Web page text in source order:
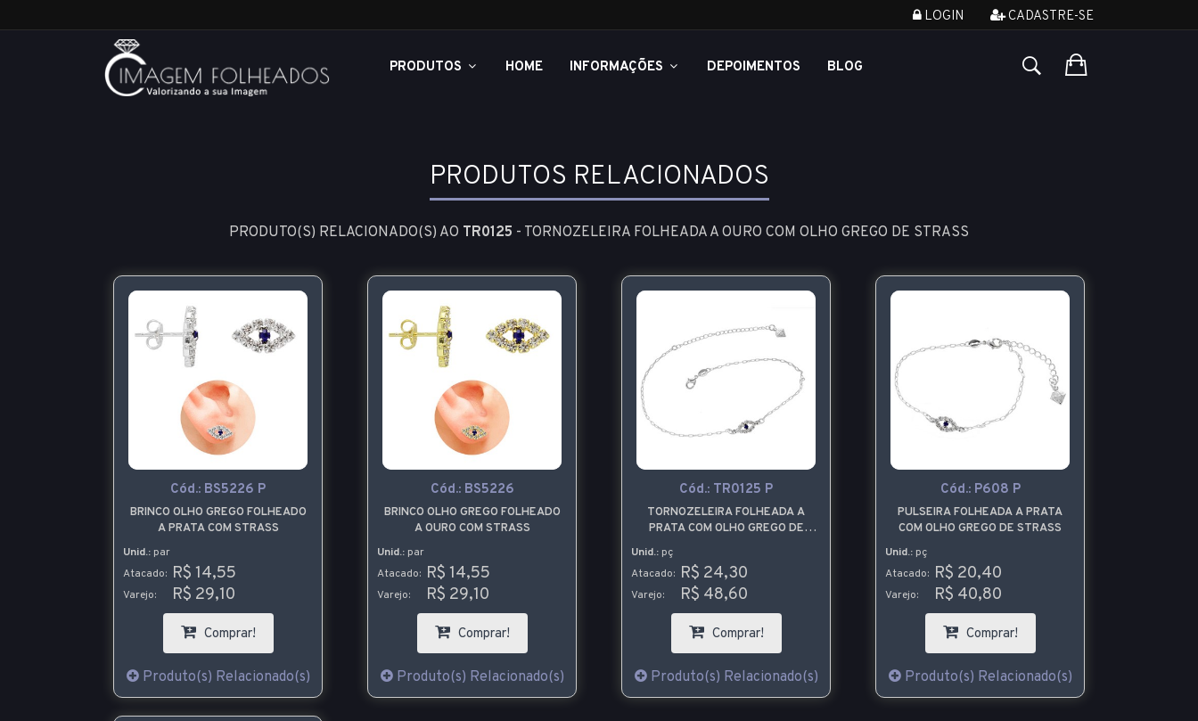
LOGIN CADASTRE-SE
PRODUTOS HOME INFORMAÇÕES DEPOIMENTOS BLOG
PRODUTOS RELACIONADOS
PRODUTO(S) RELACIONADO(S) AO TR0125 - TORNOZELEIRA FOLHEADA A OURO COM OLHO GREGO DE STRASS
Cód.: BS5226 P
BRINCO OLHO GREGO FOLHEADO
A PRATA COM STRASS
Unid.: par
Atacado: R$ 14,55
Varejo: R$ 29,10
Comprar!
Produto(s) Relacionado(s)
Cód.: BS5226
BRINCO OLHO GREGO FOLHEADO
A OURO COM STRASS
Unid.: par
Atacado: R$ 14,55
Varejo: R$ 29,10
Comprar!
Produto(s) Relacionado(s)
Cód.: TR0125 P
TORNOZELEIRA FOLHEADA A
PRATA COM OLHO GREGO DE
Unid.: pç
Atacado: R$ 24,30
Varejo: R$ 48,60
Comprar!
Produto(s) Relacionado(s)
Cód.: P608 P
PULSEIRA FOLHEADA A PRATA
COM OLHO GREGO DE STRASS
Unid.: pç
Atacado: R$ 20,40
Varejo: R$ 40,80
Comprar!
Produto(s) Relacionado(s)